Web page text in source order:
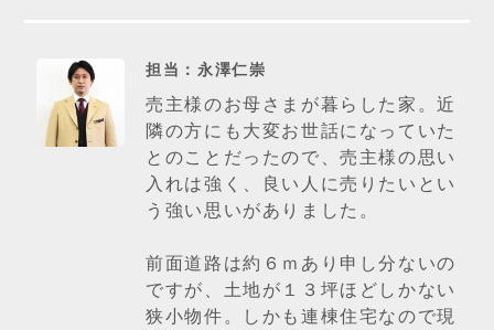
担当：永澤仁崇
売主様のお母さまが暮らした家。近
隣の方にも大変お世話になっていた
とのことだったので、売主様の思い
入れは強く、良い人に売りたいとい
う強い思いがありました。
前面道路は約６ｍあり申し分ないの
ですが、土地が１３坪ほどしかない
狭小物件。しかも連棟住宅なので現